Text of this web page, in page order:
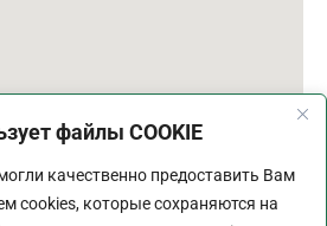
файлы COOKIE
качественно предоставить Вам
cookies, которые сохраняются на